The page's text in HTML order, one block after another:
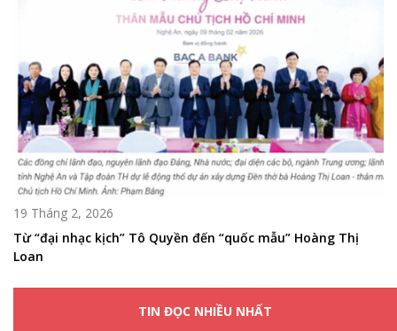
19 Tháng 2, 2026
Từ “đại nhạc kịch” Tô Quyền đến “quốc mẫu” Hoàng Thị
Loan
TIN ĐỌC NHIỀU NHẤT